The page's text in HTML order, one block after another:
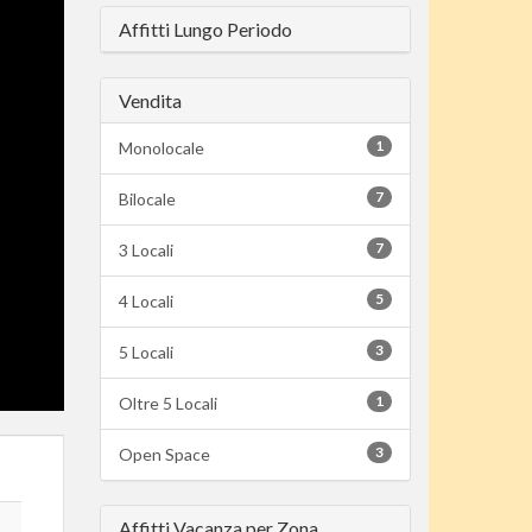
Affitti Lungo Periodo
Vendita
1
Monolocale
7
Bilocale
7
3 Locali
5
4 Locali
3
5 Locali
1
Oltre 5 Locali
3
Open Space